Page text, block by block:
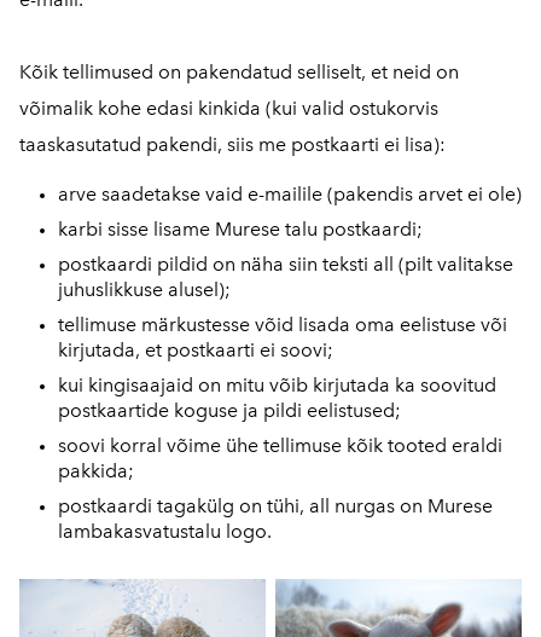
Kõik tellimused on pakendatud selliselt, et neid on
võimalik kohe edasi kinkida (kui valid ostukorvis
taaskasutatud pakendi, siis me postkaarti ei lisa):
arve saadetakse vaid e-mailile (pakendis arvet ei ole)
karbi sisse lisame Murese talu postkaardi;
postkaardi pildid on näha siin teksti all (pilt valitakse
juhuslikkuse alusel);
tellimuse märkustesse võid lisada oma eelistuse või
kirjutada, et postkaarti ei soovi;
kui kingisaajaid on mitu võib kirjutada ka soovitud
postkaartide koguse ja pildi eelistused;
soovi korral võime ühe tellimuse kõik tooted eraldi
pakkida;
postkaardi tagakülg on tühi, all nurgas on Murese
lambakasvatustalu logo.